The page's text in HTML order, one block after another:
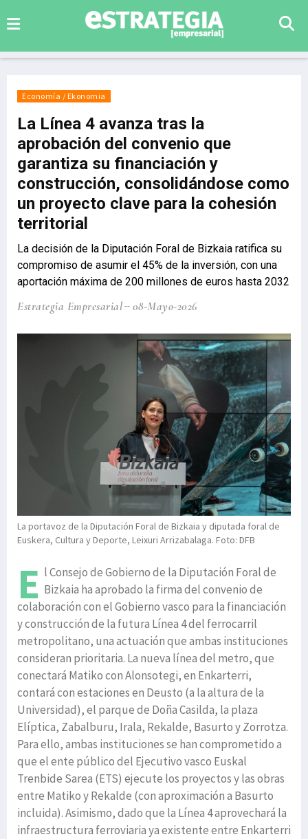
Economía / Ekonomia
La Línea 4 avanza tras la
aprobación del convenio que
garantiza su financiación y
construcción, consolidándose como
un proyecto clave para la cohesión
territorial
La decisión de la Diputación Foral de Bizkaia ratifica su
compromiso de asumir el 45% de la inversión, con una
aportación máxima de 200 millones de euros hasta 2032
Estrategia Empresarial 08-Mayo-2026
La portavoz de la Diputación Foral de Bizkaia y diputada foral de
Euskera, Cultura y Deporte, Leixuri Arrizabalaga. Foto: DFB
E l Consejo de Gobierno de la Diputación Foral de
Bizkaia ha aprobado la firma del convenio de
colaboración con el Gobierno vasco para la financiación
y construcción de la futura Línea 4 del ferrocarril
metropolitano, una actuación que ambas instituciones
consideran prioritaria. La nueva línea del metro, que
conectará Matiko con Alonsotegi, en Enkarterri,
contará con estaciones en Deusto (a la altura de la
Universidad), el parque de Doña Casilda, la plaza
Elíptica, Zabalburu, Irala, Rekalde, Basurto y Zorrotza.
Para ello, ambas instituciones se han comprometido a
que el ente público del Ejecutivo vasco Euskal
Trenbide Sarea (ETS) ejecute los proyectos y las obras
entre Matiko y Rekalde (con aproximación a Basurto
incluida). Asimismo, dado que la Línea 4 aprovechará la
infraestructura ferroviaria ya existente entre Enkarterri